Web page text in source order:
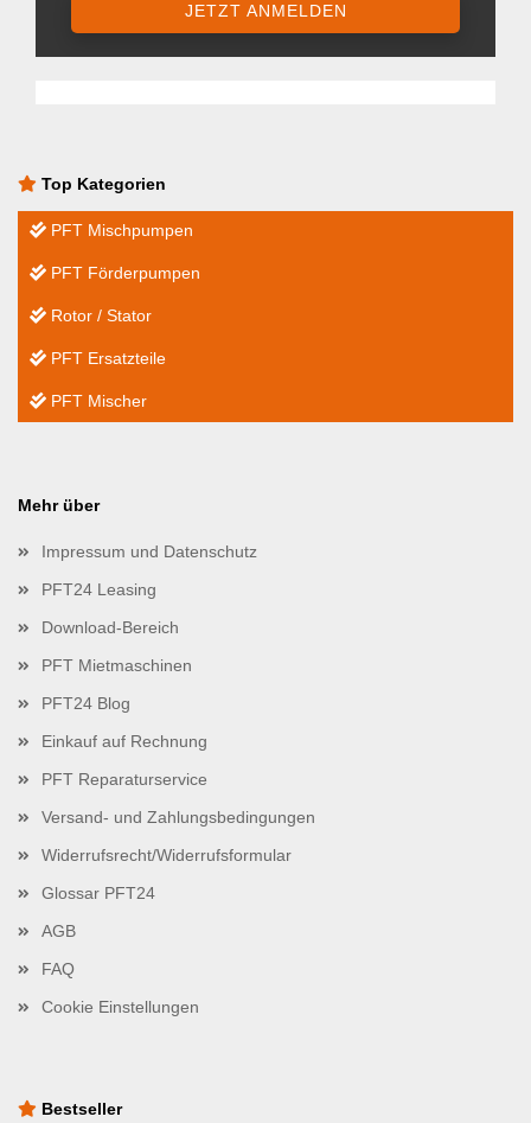
JETZT ANMELDEN
Top Kategorien
PFT Mischpumpen
PFT Förderpumpen
Rotor / Stator
PFT Ersatzteile
PFT Mischer
Mehr über
Impressum und Datenschutz
PFT24 Leasing
Download-Bereich
PFT Mietmaschinen
PFT24 Blog
Einkauf auf Rechnung
PFT Reparaturservice
Versand- und Zahlungsbedingungen
Widerrufsrecht/Widerrufsformular
Glossar PFT24
AGB
FAQ
Cookie Einstellungen
Bestseller